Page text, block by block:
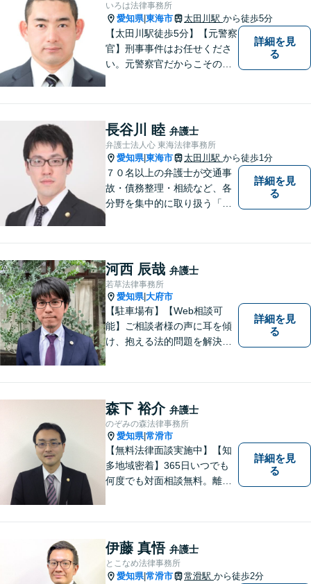
いろは法律事務所
愛知県|東海市 太田川駅 から徒歩5分
【太田川駅徒歩5分】【元警察
官】刑事事件はお任せくださ
い。元警察官だからこその視
ることはございません。元警
察官の経験を活かした交通事
故事案対応もいたします。
詳細を見
る
長谷川 睦 弁護士
弁護士法人心 東海法律事務所
愛知県|東海市 太田川駅 から徒歩1分
７０名以上の弁護士が交通事
故・債務整理・相続など、各
分野を集中的に取り扱う「分
できるよう努めております。
詳細を見
る
河西 辰哉 弁護士
若草法律事務所
愛知県|大府市
【駐車場有】【Web相談可
能】ご相談者様の声に耳を傾
け、抱える法的問題を解決す
て、明るい未来へと進みまし
ょう。 地域のみなさまからの
ご相談、お待ちしておりま
す。
詳細を見
る
森下 裕介 弁護士
のぞみの森法律事務所
愛知県|常滑市
【無料法律面談実施中】【知
多地域密着】365日いつでも
何度でも対面相談無料。離
い。
詳細を見
る
伊藤 真悟 弁護士
とこなめ法律事務所
愛知県|常滑市 常滑駅 から徒歩2分